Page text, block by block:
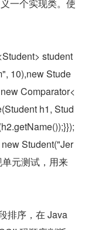
一个实现类。使
student
10),new Stude
Comparator<
h1, Stud
Student("Jer
元测试，用来
排序，在 Java